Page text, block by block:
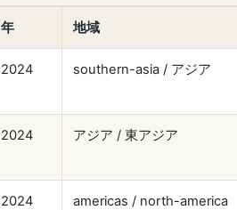
年 地域
2024 southern-asia / アジア
2024 アジア / 東アジア
2024 americas / north-america